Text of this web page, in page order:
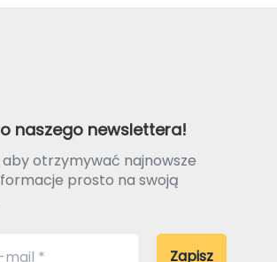
naszego newslettera!
aby otrzymywać najnowsze
prosto na swoją